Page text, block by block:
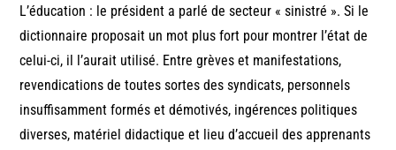
L’éducation : le président a parlé de secteur « sinistré ». Si le
dictionnaire proposait un mot plus fort pour montrer l’état de
celui-ci, il l’aurait utilisé. Entre grèves et manifestations,
revendications de toutes sortes des syndicats, personnels
insuffisamment formés et démotivés, ingérences politiques
diverses, matériel didactique et lieu d’accueil des apprenants